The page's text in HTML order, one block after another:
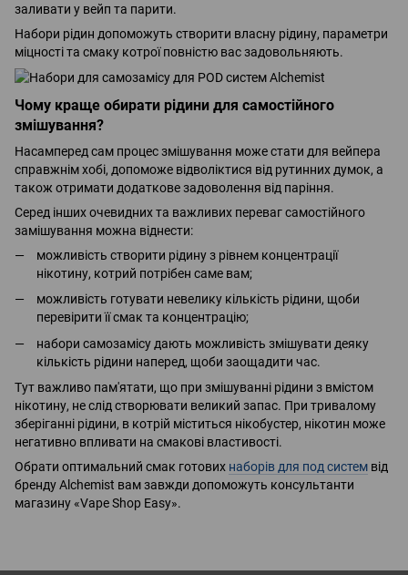
заливати у вейп та парити.
Набори рідин допоможуть створити власну рідину, параметри
міцності та смаку котрої повністю вас задовольняють.
Чому краще обирати рідини для самостійного
змішування?
Насамперед сам процес змішування може стати для вейпера
справжнім хобі, допоможе відволіктися від рутинних думок, а
також отримати додаткове задоволення від паріння.
Серед інших очевидних та важливих переваг самостійного
замішування можна віднести:
можливість створити рідину з рівнем концентрації
нікотину, котрий потрібен саме вам;
можливість готувати невелику кількість рідини, щоби
перевірити її смак та концентрацію;
набори самозамісу дають можливість змішувати деяку
кількість рідини наперед, щоби заощадити час.
Тут важливо пам'ятати, що при змішуванні рідини з вмістом
нікотину, не слід створювати великий запас. При тривалому
зберіганні рідини, в котрій міститься нікобустер, нікотин може
негативно впливати на смакові властивості.
Обрати оптимальний смак готових наборів для под систем від
бренду Alchemist вам завжди допоможуть консультанти
магазину «Vape Shop Easy».